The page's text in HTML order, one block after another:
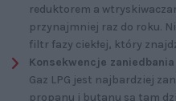
reduktorem a
przynajmniej raz do roku.
filtr fazy ciekłej, który
Konsekwencje zaniedbania
Gaz LPG jest najbardziej
propanu i butanu są tam